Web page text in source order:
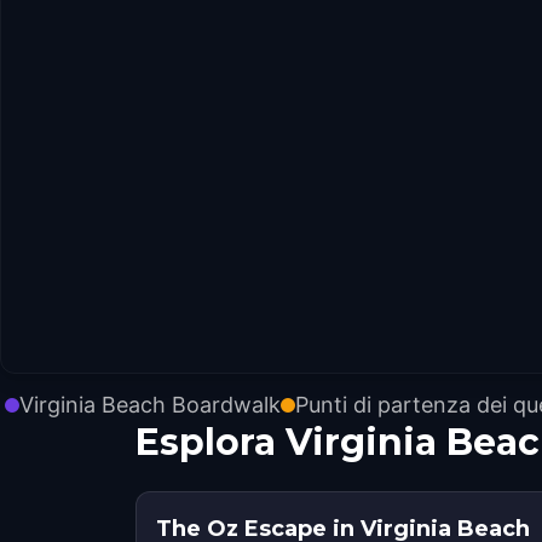
Virginia Beach Boardwalk Punti di partenza dei
Esplora Virginia
The Oz Escape in Virginia Beach